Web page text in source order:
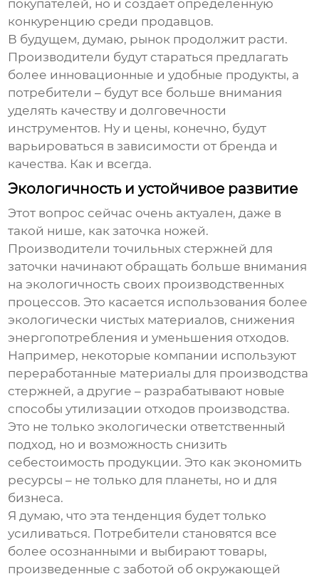
покупателей, но и создает определенную
конкуренцию среди продавцов.
В будущем, думаю, рынок продолжит расти.
Производители будут стараться предлагать
более инновационные и удобные продукты, а
потребители – будут все больше внимания
уделять качеству и долговечности
инструментов. Ну и цены, конечно, будут
варьироваться в зависимости от бренда и
качества. Как и всегда.
Экологичность и устойчивое развитие
Этот вопрос сейчас очень актуален, даже в
такой нише, как заточка ножей.
Производителиточильных стержней для
заточки начинают обращать больше внимания
на экологичность своих производственных
процессов. Это касается использования более
экологически чистых материалов, снижения
энергопотребления и уменьшения отходов.
Например, некоторые компании используют
переработанные материалы для производства
стержней, а другие – разрабатывают новые
способы утилизации отходов производства.
Это не только экологически ответственный
подход, но и возможность снизить
себестоимость продукции. Это как экономить
ресурсы – не только для планеты, но и для
бизнеса.
Я думаю, что эта тенденция будет только
усиливаться. Потребители становятся все
более осознанными и выбирают товары,
произведенные с заботой об окружающей